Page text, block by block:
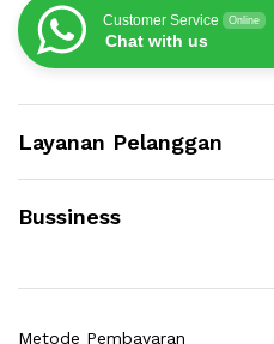
Customer Service Online
Chat with us
Layanan Pelanggan
Bussiness
Metode Pembayaran